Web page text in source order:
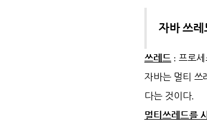
자바 쓰레
쓰레드 : 프로
자바는 멀티 쓰
다는 것이다.
멀티쓰레드를